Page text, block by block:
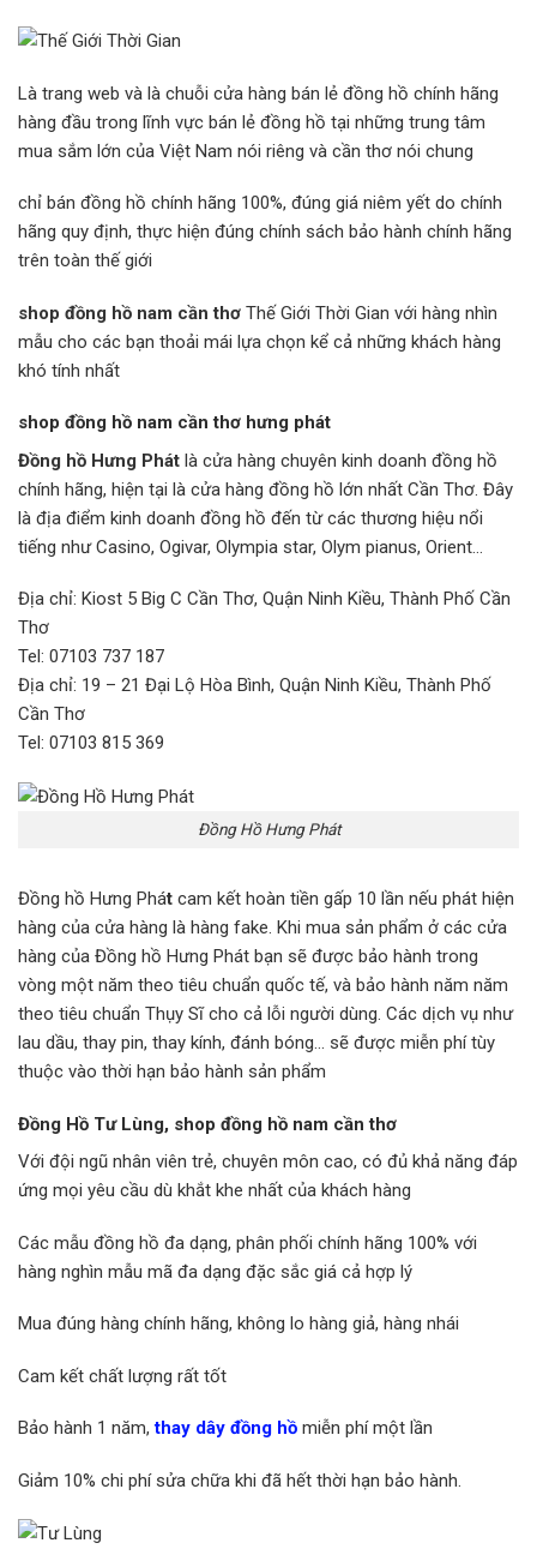
Là trang web và là chuỗi cửa hàng bán lẻ đồng hồ chính hãng
hàng đầu trong lĩnh vực bán lẻ đồng hồ tại những trung tâm
mua sắm lớn của Việt Nam nói riêng và cần thơ nói chung
chỉ bán đồng hồ chính hãng 100%, đúng giá niêm yết do chính
hãng quy định, thực hiện đúng chính sách bảo hành chính hãng
trên toàn thế giới
shop đồng hồ nam cần thơ Thế Giới Thời Gian với hàng nhìn
mẫu cho các bạn thoải mái lựa chọn kể cả những khách hàng
khó tính nhất
shop đồng hồ nam cần thơ hưng phát
Đồng hồ Hưng Phát là cửa hàng chuyên kinh doanh đồng hồ
chính hãng, hiện tại là cửa hàng đồng hồ lớn nhất Cần Thơ. Đây
là địa điểm kinh doanh đồng hồ đến từ các thương hiệu nổi
tiếng như Casino, Ogivar, Olympia star, Olym pianus, Orient…
Địa chỉ: Kiost 5 Big C Cần Thơ, Quận Ninh Kiều, Thành Phố Cần
Thơ
Tel: 07103 737 187
Địa chỉ: 19 – 21 Đại Lộ Hòa Bình, Quận Ninh Kiều, Thành Phố
Cần Thơ
Tel: 07103 815 369
Đồng Hồ Hưng Phát
Đồng hồ Hưng Phát cam kết hoàn tiền gấp 10 lần nếu phát hiện
hàng của cửa hàng là hàng fake. Khi mua sản phẩm ở các cửa
hàng của Đồng hồ Hưng Phát bạn sẽ được bảo hành trong
vòng một năm theo tiêu chuẩn quốc tế, và bảo hành năm năm
theo tiêu chuẩn Thụy Sĩ cho cả lỗi người dùng. Các dịch vụ như
lau dầu, thay pin, thay kính, đánh bóng… sẽ được miễn phí tùy
thuộc vào thời hạn bảo hành sản phẩm
Đồng Hồ Tư Lùng, shop đồng hồ nam cần thơ
Với đội ngũ nhân viên trẻ, chuyên môn cao, có đủ khả năng đáp
ứng mọi yêu cầu dù khắt khe nhất của khách hàng
Các mẫu đồng hồ đa dạng, phân phối chính hãng 100% với
hàng nghìn mẫu mã đa dạng đặc sắc giá cả hợp lý
Mua đúng hàng chính hãng, không lo hàng giả, hàng nhái
Cam kết chất lượng rất tốt
Bảo hành 1 năm,thay dây đồng hồ miễn phí một lần
Giảm 10% chi phí sửa chữa khi đã hết thời hạn bảo hành.